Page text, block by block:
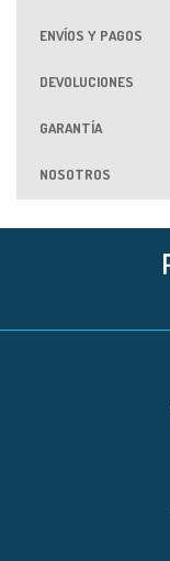
ENVÍOS Y PAGOS
DEVOLUCIONES
GARANTÍA
NOSOTROS